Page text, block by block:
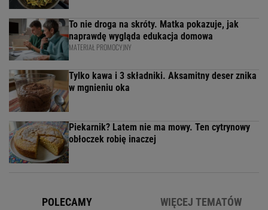
To nie droga na skróty. Matka pokazuje, jak
naprawdę wygląda edukacja domowa
MATERIAŁ PROMOCYJNY
Tylko kawa i 3 składniki. Aksamitny deser znika
w mgnieniu oka
Piekarnik? Latem nie ma mowy. Ten cytrynowy
obłoczek robię inaczej
POLECAMY WIĘCEJ TEMATÓW